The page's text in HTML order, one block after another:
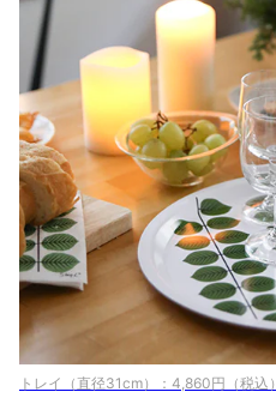
トレイ（直径31cm）：4,860円（税込）